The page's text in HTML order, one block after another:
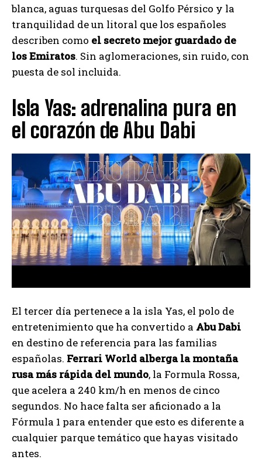
blanca, aguas turquesas del Golfo Pérsico y la
tranquilidad de un litoral que los españoles
describen como el secreto mejor guardado de
los Emiratos. Sin aglomeraciones, sin ruido, con
puesta de sol incluida.
Isla Yas: adrenalina pura en
el corazón de Abu Dabi
El tercer día pertenece a la isla Yas, el polo de
entretenimiento que ha convertido a Abu Dabi
en destino de referencia para las familias
españolas. Ferrari World alberga la montaña
rusa más rápida del mundo, la Formula Rossa,
que acelera a 240 km/h en menos de cinco
segundos. No hace falta ser aficionado a la
Fórmula 1 para entender que esto es diferente a
cualquier parque temático que hayas visitado
antes.